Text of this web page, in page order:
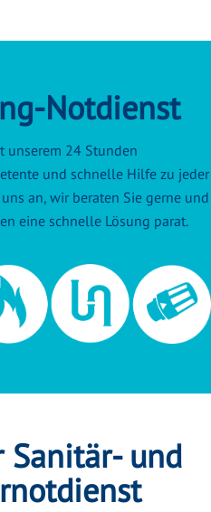
Notdienst
unserem 24 Stunden
und schnelle Hilfe zu jeder
an, wir beraten Sie gerne und
eine schnelle Lösung parat.
und